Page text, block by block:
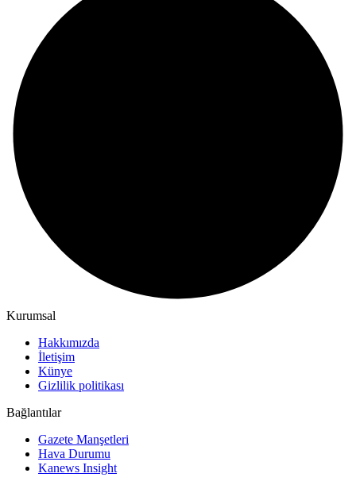
Kurumsal
Hakkımızda
İletişim
Künye
Gizlilik politikası
Bağlantılar
Gazete Manşetleri
Hava Durumu
Kanews Insight